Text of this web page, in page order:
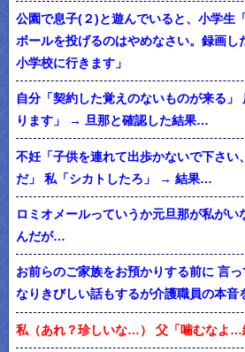
公園で息子(２)と遊んでいると、小学生
ボールを投げるのはやめなさい。録画し
小学校に行きます」
自分「契約した覚えのないものが来る」
ります」 → 旦那と確認した結果…
不妊「子供を連れて出歩かないで下さい
だ」 私「シカトしたろ」 → 結果…
ロミオメールっていうか元旦那が私がい
んだが…
お前らのご家族をお預かりする前に 言
なりきびしい話もするが介護職員の本音
私（あれ？珍しいな…） 父「噛むなよ